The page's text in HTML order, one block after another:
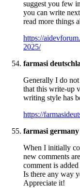
suggest you few
you can write
read more things
https://
2025/
farmasi
Generally I do
that this write-up
writing style has
https://
farmasi germany
When I initially
new comments
comment is
Is there any way
Appreciate it!